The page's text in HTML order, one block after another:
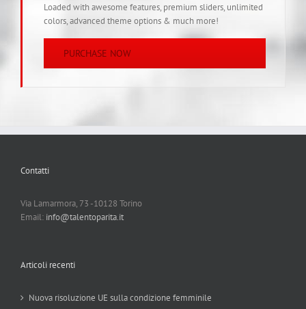
Loaded with awesome features, premium sliders, unlimited
colors, advanced theme options & much more!
PURCHASE NOW
Contatti
Via Lamarmora, 73 -10128 Torino
Email: info@talentoparita.it
Articoli recenti
Nuova risoluzione UE sulla condizione femminile